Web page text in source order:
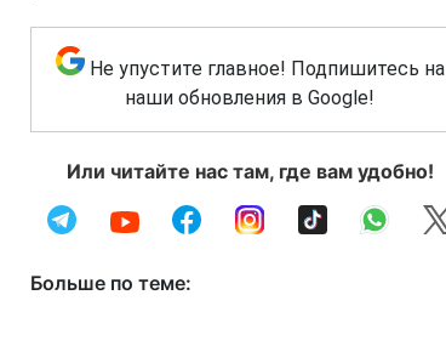
Не упустите главное! Подпишитесь на
наши обновления в Google!
Или читайте нас там, где вам удобно!
Больше по теме: